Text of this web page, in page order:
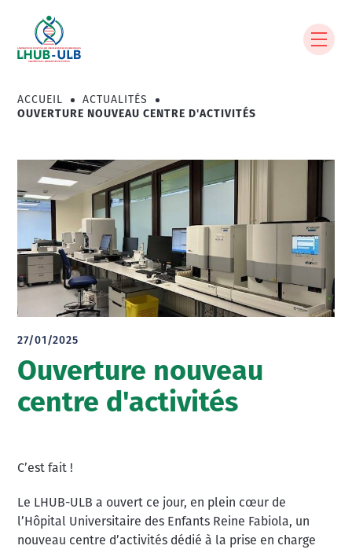
contenu
principal
Fil
ACCUEIL
ACTUALITÉS
OUVERTURE NOUVEAU CENTRE D'ACTIVITÉS
27/01/2025
Ouverture nouveau
centre d'activités
C’est fait !
Le LHUB-ULB a ouvert ce jour, en plein cœur de
l’Hôpital Universitaire des Enfants Reine Fabiola, un
nouveau centre d’activités dédié à la prise en charge